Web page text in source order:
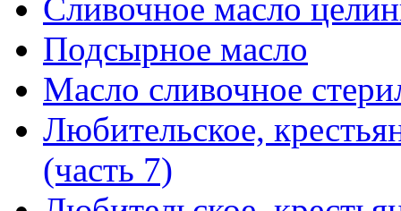
Сливочное масло
Подсырное масло
Масло сливочное
Любительское,
(часть 7)